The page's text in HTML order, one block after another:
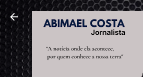
Pular para o